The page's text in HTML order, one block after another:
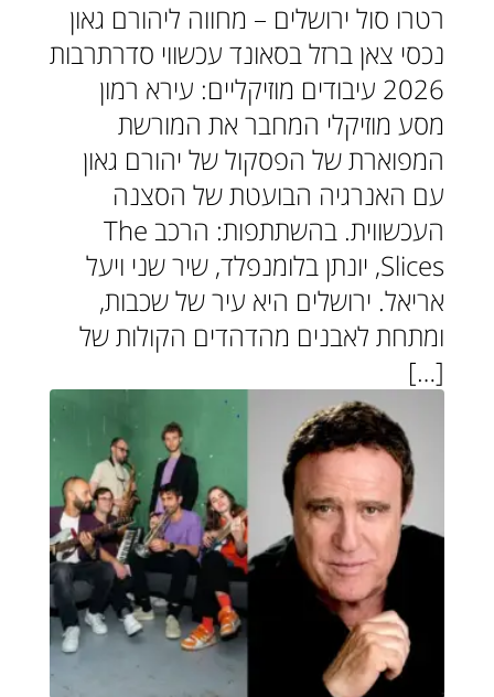
רטרו סול ירושלים – מחווה ליהורם גאון
נכסי צאן ברזל בסאונד עכשווי סדרתרבות
2026 עיבודים מוזיקליים: עירא רמון
מסע מוזיקלי המחבר את המורשת
המפוארת של הפסקול של יהורם גאון
עם האנרגיה הבועטת של הסצנה
העכשווית. בהשתתפות: הרכב The
Slices, יונתן בלומנפלד, שיר שני ויעל
אריאל. ירושלים היא עיר של שכבות,
ומתחת לאבנים מהדהדים הקולות של
[…]